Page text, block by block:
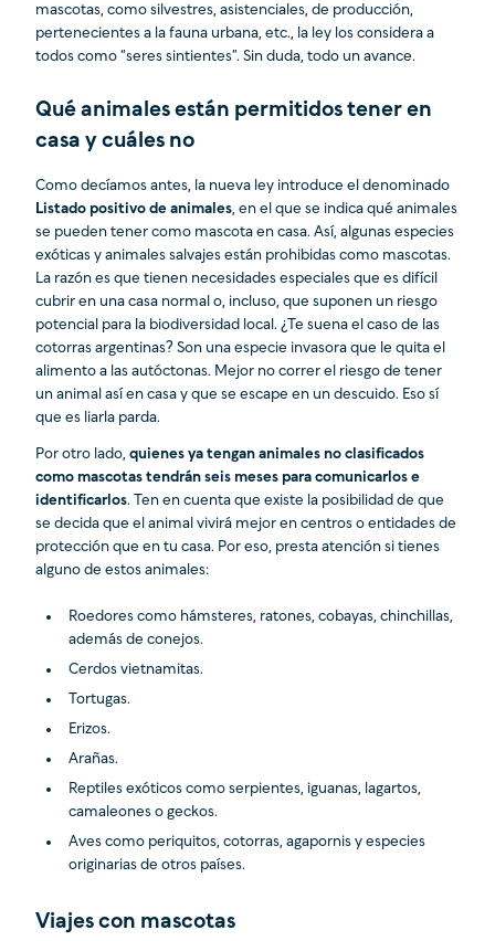
mascotas, como silvestres, asistenciales, de producción,
pertenecientes a la fauna urbana, etc., la ley los considera a
todos como “seres sintientes”. Sin duda, todo un avance.
Qué animales están permitidos tener en
casa y cuáles no
Como decíamos antes, la nueva ley introduce el denominado
Listado positivo de animales, en el que se indica qué animales
se pueden tener como mascota en casa. Así, algunas especies
exóticas y animales salvajes están prohibidas como mascotas.
La razón es que tienen necesidades especiales que es difícil
cubrir en una casa normal o, incluso, que suponen un riesgo
potencial para la biodiversidad local. ¿Te suena el caso de las
cotorras argentinas? Son una especie invasora que le quita el
alimento a las autóctonas. Mejor no correr el riesgo de tener
un animal así en casa y que se escape en un descuido. Eso sí
que es liarla parda.
Por otro lado, quienes ya tengan animales no clasificados
como mascotas tendrán seis meses para comunicarlos e
identificarlos. Ten en cuenta que existe la posibilidad de que
se decida que el animal vivirá mejor en centros o entidades de
protección que en tu casa. Por eso, presta atención si tienes
alguno de estos animales:
Roedores como hámsteres, ratones, cobayas, chinchillas,
además de conejos.
Cerdos vietnamitas.
Tortugas.
Erizos.
Arañas.
Reptiles exóticos como serpientes, iguanas, lagartos,
camaleones o geckos.
Aves como periquitos, cotorras, agapornis y especies
originarias de otros países.
Viajes con mascotas